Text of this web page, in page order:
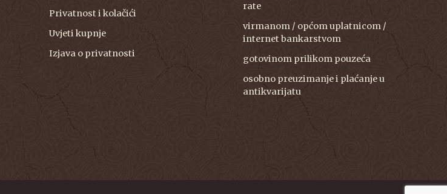
Privatnost i kolačići
Uvjeti kupnje
Izjava o privatnosti
rate
virmanom / općom uplatnicom /
internet bankarstvom
gotovinom prilikom pouzeća
osobno preuzimanje i plaćanje u
antikvarijatu